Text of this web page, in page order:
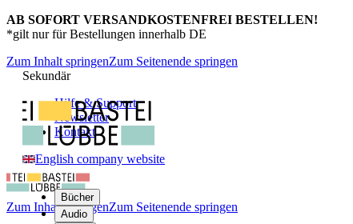
AB SOFORT VERSANDKOSTENFREI BESTELLEN!
*gilt nur für Bestellungen innerhalb DE
Zum Inhalt springenZum Seitenende springen
Sekundär
Hilfe & Support
Newsletter
Kontakt
English company website
Bücher
Audio
Zum Inhalt springenZum Seitenende springen